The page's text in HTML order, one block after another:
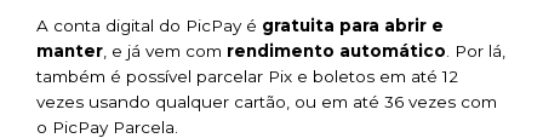
A conta digital do PicPay é gratuita para abrir e
manter , e já vem com rendimento automático . Por lá,
também é possível parcelar Pix e boletos em até 12
vezes usando qualquer cartão, ou em até 36 vezes com
o PicPay Parcela.